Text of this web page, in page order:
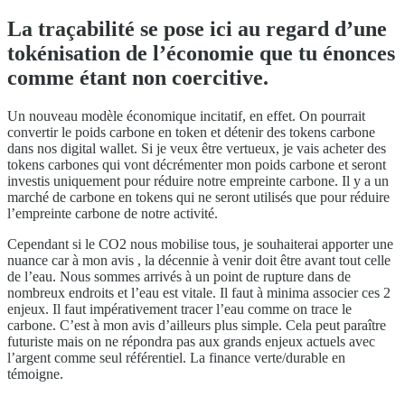
La traçabilité se pose ici au regard d’une
tokénisation de l’économie que tu énonces
comme étant non coercitive.
Un nouveau modèle économique incitatif, en effet. On pourrait
convertir le poids carbone en token et détenir des tokens carbone
dans nos digital wallet. Si je veux être vertueux, je vais acheter des
tokens carbones qui vont décrémenter mon poids carbone et seront
investis uniquement pour réduire notre empreinte carbone. Il y a un
marché de carbone en tokens qui ne seront utilisés que pour réduire
l’empreinte carbone de notre activité.
Cependant si le CO2 nous mobilise tous, je souhaiterai apporter une
nuance car à mon avis , la décennie à venir doit être avant tout celle
de l’eau. Nous sommes arrivés à un point de rupture dans de
nombreux endroits et l’eau est vitale. Il faut à minima associer ces 2
enjeux. Il faut impérativement tracer l’eau comme on trace le
carbone. C’est à mon avis d’ailleurs plus simple. Cela peut paraître
futuriste mais on ne répondra pas aux grands enjeux actuels avec
l’argent comme seul référentiel. La finance verte/durable en
témoigne.